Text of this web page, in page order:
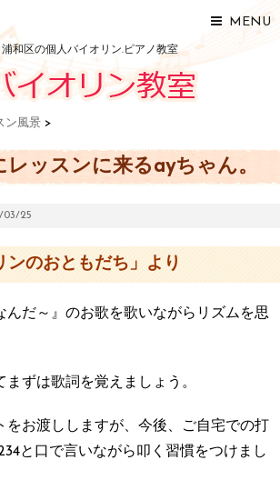
MENU
和区の個人バイオリン.ピアノ教室
ン風景 >
ッスンに来るayちゃん。
25
ンのおともだち」より
んだ～』のお歌を歌いながらリズムを思
まずは歌詞を覚えましょう。
をお渡ししますが、今後、ご自宅での打
と口で言いながら叩く習慣をつけまし